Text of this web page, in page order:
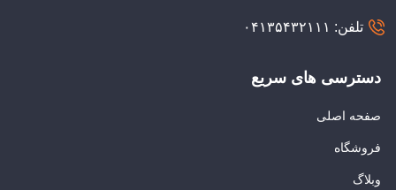
تلفن: ۰۴۱۳۵۴۳۲۱۱۱
دسترسی های سریع
صفحه اصلی
فروشگاه
وبلاگ